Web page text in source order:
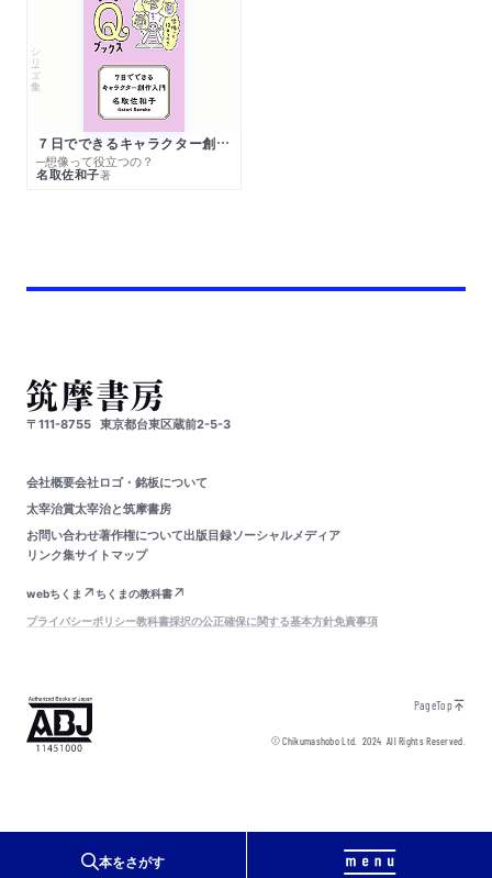
本をさがす
シリーズ・全集
７日でできるキャラクター創作入門
─想像って役立つの？
名取佐和子著
〒111-8755 東京都台東区蔵前2-5-3
会社概要会社ロゴ・銘板について
太宰治賞太宰治と筑摩書房
お問い合わせ著作権について出版目録ソーシャルメディア
リンク集サイトマップ
webちくま
ちくまの教科書
プライバシーポリシー教科書採択の公正確保に関する基本方針免責事項
PageTop
© Chikumashobo Ltd.2024 All Rights Reserved.